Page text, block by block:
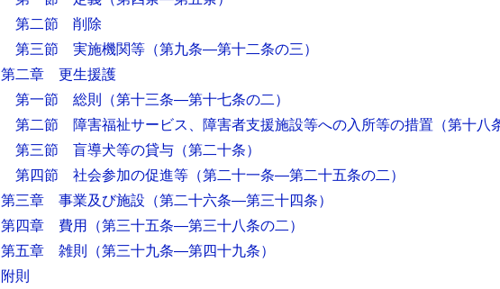
第二節 削除
第三節 実施機関等 （第九条―第十二条の三）
第二章 更生援護
第一節 総則 （第十三条―第十七条の二）
第二節 障害福祉サービス、障害者支援施設等への入所等の措置 （第十
第三節 盲導犬等の貸与 （第二十条）
第四節 社会参加の促進等 （第二十一条―第二十五条の二）
第三章 事業及び施設 （第二十六条―第三十四条）
第四章 費用 （第三十五条―第三十八条の二）
第五章 雑則 （第三十九条―第四十九条）
附則